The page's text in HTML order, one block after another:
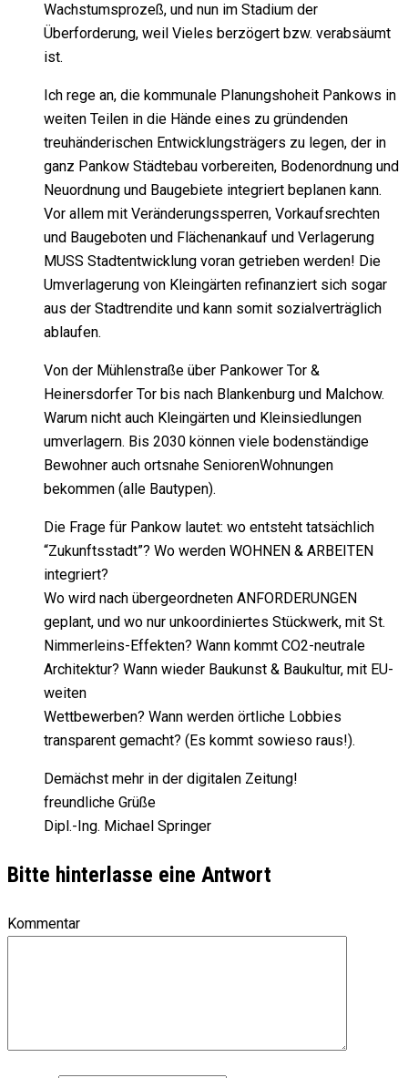
Wachstumsprozeß, und nun im Stadium der
Überforderung, weil Vieles berzögert bzw. verabsäumt
ist.
Ich rege an, die kommunale Planungshoheit Pankows in
weiten Teilen in die Hände eines zu gründenden
treuhänderischen Entwicklungsträgers zu legen, der in
ganz Pankow Städtebau vorbereiten, Bodenordnung und
Neuordnung und Baugebiete integriert beplanen kann.
Vor allem mit Veränderungssperren, Vorkaufsrechten
und Baugeboten und Flächenankauf und Verlagerung
MUSS Stadtentwicklung voran getrieben werden! Die
Umverlagerung von Kleingärten refinanziert sich sogar
aus der Stadtrendite und kann somit sozialverträglich
ablaufen.
Von der Mühlenstraße über Pankower Tor &
Heinersdorfer Tor bis nach Blankenburg und Malchow.
Warum nicht auch Kleingärten und Kleinsiedlungen
umverlagern. Bis 2030 können viele bodenständige
Bewohner auch ortsnahe SeniorenWohnungen
bekommen (alle Bautypen).
Die Frage für Pankow lautet: wo entsteht tatsächlich
“Zukunftsstadt”? Wo werden WOHNEN & ARBEITEN
integriert?
Wo wird nach übergeordneten ANFORDERUNGEN
geplant, und wo nur unkoordiniertes Stückwerk, mit St.
Nimmerleins-Effekten? Wann kommt CO2-neutrale
Architektur? Wann wieder Baukunst & Baukultur, mit EU-
weiten
Wettbewerben? Wann werden örtliche Lobbies
transparent gemacht? (Es kommt sowieso raus!).
Demächst mehr in der digitalen Zeitung!
freundliche Grüße
Dipl.-Ing. Michael Springer
Bitte hinterlasse eine Antwort
Kommentar